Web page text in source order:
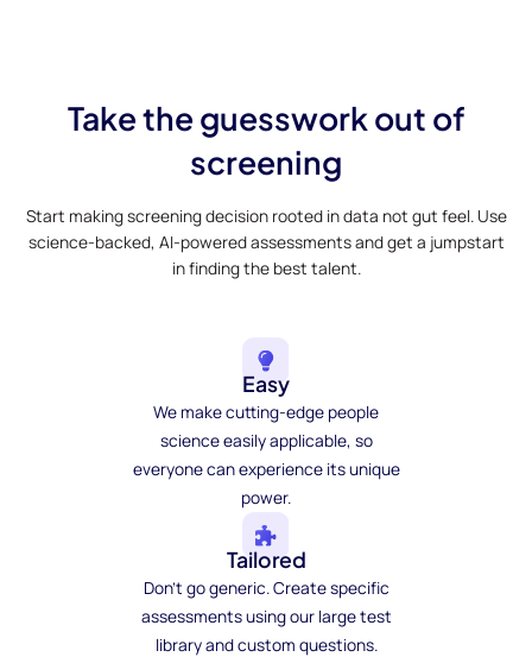
Take the guesswork out of
screening
Start making screening decision rooted in data not gut feel. Use
science-backed, AI-powered assessments and get a jumpstart
in finding the best talent.
Easy
We make cutting-edge people
science easily applicable, so
everyone can experience its unique
power.
Tailored
Don't go generic. Create specific
assessments using our large test
library and custom questions.